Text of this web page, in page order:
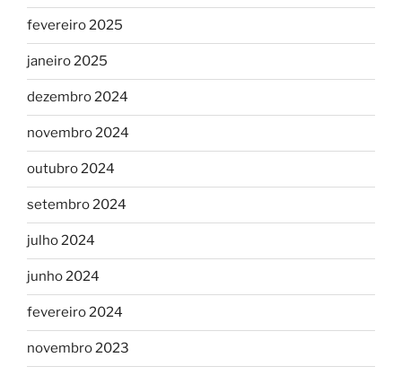
fevereiro 2025
janeiro 2025
dezembro 2024
novembro 2024
outubro 2024
setembro 2024
julho 2024
junho 2024
fevereiro 2024
novembro 2023